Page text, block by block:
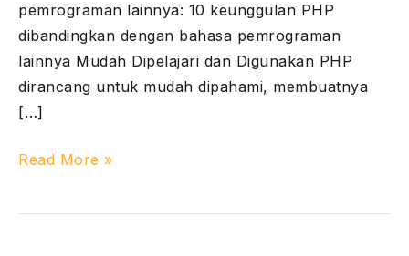
pemrograman lainnya: 10 keunggulan PHP
dibandingkan dengan bahasa pemrograman
lainnya Mudah Dipelajari dan Digunakan PHP
dirancang untuk mudah dipahami, membuatnya
[…]
Read More »